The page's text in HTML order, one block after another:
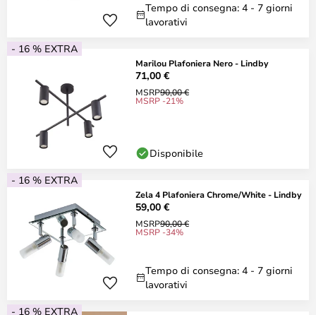
Tempo di consegna: 4 - 7 giorni
lavorativi
- 16 % EXTRA
Marilou Plafoniera Nero - Lindby
71,00 €
MSRP90,00 €
MSRP -21%
Disponibile
- 16 % EXTRA
Zela 4 Plafoniera Chrome/White - Lindby
59,00 €
MSRP90,00 €
MSRP -34%
Tempo di consegna: 4 - 7 giorni
lavorativi
- 16 % EXTRA